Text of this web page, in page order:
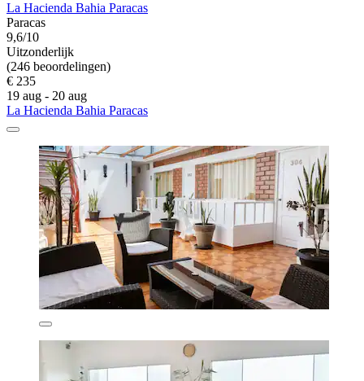
La Hacienda Bahia Paracas
Paracas
9,6/10
Uitzonderlijk
(246 beoordelingen)
€ 235
19 aug - 20 aug
La Hacienda Bahia Paracas